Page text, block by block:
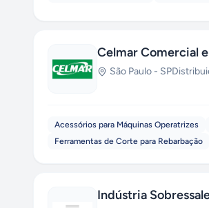
Celmar Comercial
São Paulo - SP
Acessórios para Máquinas Operatrizes
Ferramentas de Corte para Rebarbação
Indústria